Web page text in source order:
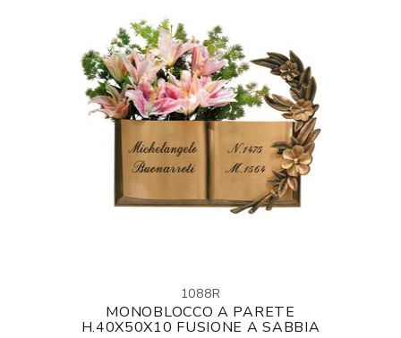
1088R
MONOBLOCCO A PARETE
H.40X50X10 FUSIONE A SABBIA